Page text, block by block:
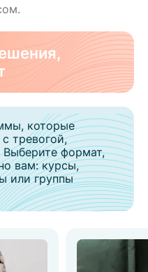
которые
тревогой,
формат,
вам: курсы,
или группы